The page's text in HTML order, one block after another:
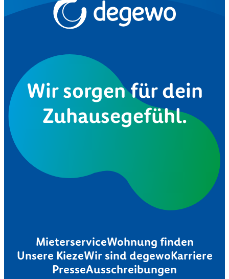
Wir sorgen für dein
Zuhausegefühl.
MieterserviceWohnung finden
Unsere KiezeWir sind degewoKarriere
PresseAusschreibungen